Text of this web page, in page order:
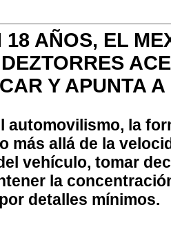
18 AÑOS, EL
Y APUNTA
automovilismo, la
más allá de la
vehículo, tomar
la
detalles mínimos.